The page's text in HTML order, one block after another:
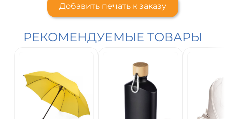
Добавить печать к заказу
РЕКОМЕНДУЕМЫЕ ТОВАРЫ